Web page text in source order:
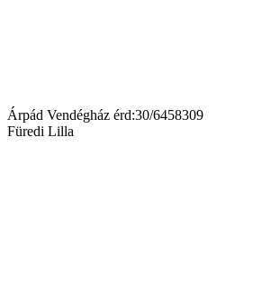
Árpád Vendégház érd:30/6458309
Füredi Lilla